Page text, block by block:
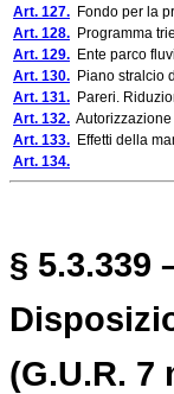
Art. 127. Fondo per la
Art. 128. Programma
Art. 129. Ente parco
Art. 130. Piano stralcio
Art. 131. Pareri.
Art. 132.
Art. 133. Effetti della
Art. 134.
§ 5.3.339
(G.U.R. 7